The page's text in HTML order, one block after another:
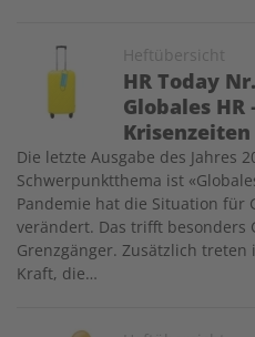
Heftübersicht
HR Today
Globales
Krisenzeiten
Image
Die letzte Ausgabe des Jahres
Schwerpunktthema ist
Pandemie hat die Situation für
verändert. Das trifft besonders
Grenzgänger. Zusätzlich treten
Kraft, die…